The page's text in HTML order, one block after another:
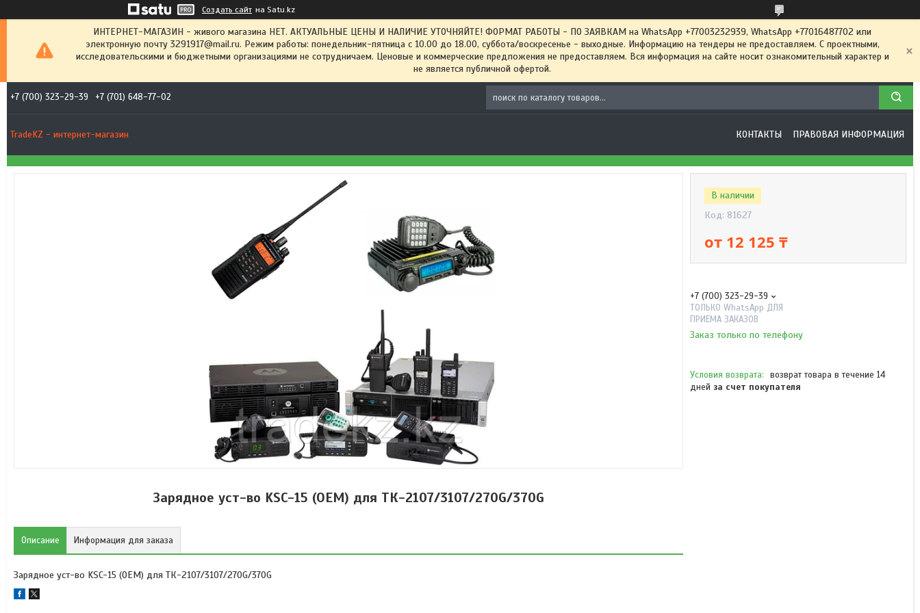
Создать сайт на Satu.kz
ИНТЕРНЕТ-МАГАЗИН - живого магазина НЕТ. АКТУАЛЬНЫЕ ЦЕНЫ И НАЛИЧИЕ УТОЧНЯЙТЕ! ФОРМАТ РАБОТЫ - ПО ЗАЯВКАМ на WhatsApp +77003232939, WhatsApp +77016487702 или
электронную почту 3291917@mail.ru. Режим работы: понедельник-пятница с 10.00 до 18.00, суббота/воскресенье - выходные. Информацию на тендеры не предоставляем. С проектными,
исследовательскими и бюджетными организациями не сотрудничаем. Ценовые и коммерческие предложения не предоставляем. Вся информация на сайте носит ознакомительный характер и
не является публичной офертой.
+7 (700) 323-29-39 +7 (701) 648-77-02
TradeKZ - интернет-магазин КОНТАКТЫ ПРАВОВАЯ ИНФОРМАЦИЯ
Зарядное уст-во KSC-15 (OEM) для ТК-2107/3107/270G/370G
Описание Информация для заказа
Зарядное уст-во KSC-15 (OEM) для ТК-2107/3107/270G/370G
В наличии
Код: 81627
от 12 125 ₸
+7 (700) 323-29-39
ТОЛЬКО WhatsApp ДЛЯ
ПРИЕМА ЗАКАЗОВ
Заказ только по телефону
возврат товара в течение 14
дней за счет покупателя